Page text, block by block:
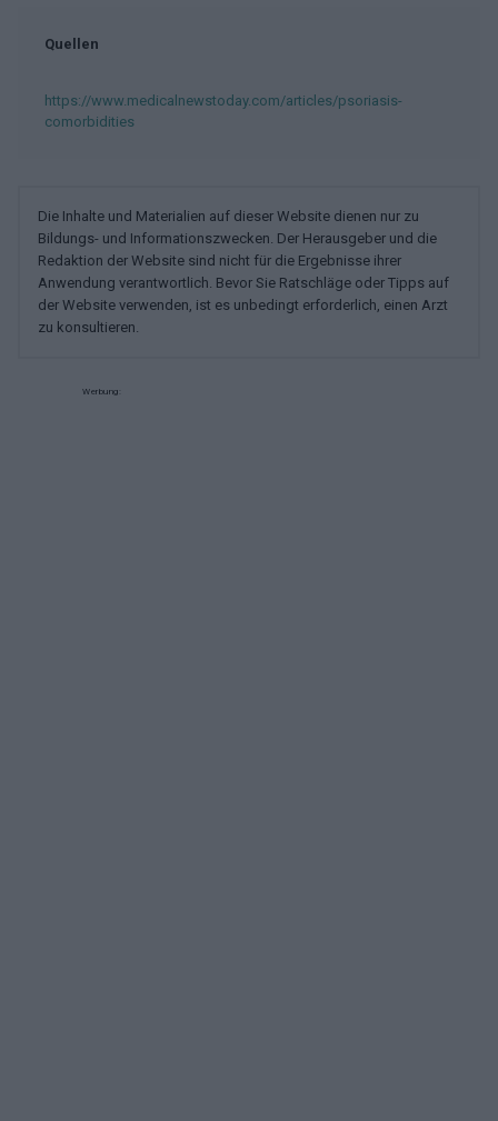
Quellen
https://www.medicalnewstoday.com/articles/psoriasis-
comorbidities
Die Inhalte und Materialien auf dieser Website dienen nur zu
Bildungs- und Informationszwecken. Der Herausgeber und die
Redaktion der Website sind nicht für die Ergebnisse ihrer
Anwendung verantwortlich. Bevor Sie Ratschläge oder Tipps auf
der Website verwenden, ist es unbedingt erforderlich, einen Arzt
zu konsultieren.
Werbung: